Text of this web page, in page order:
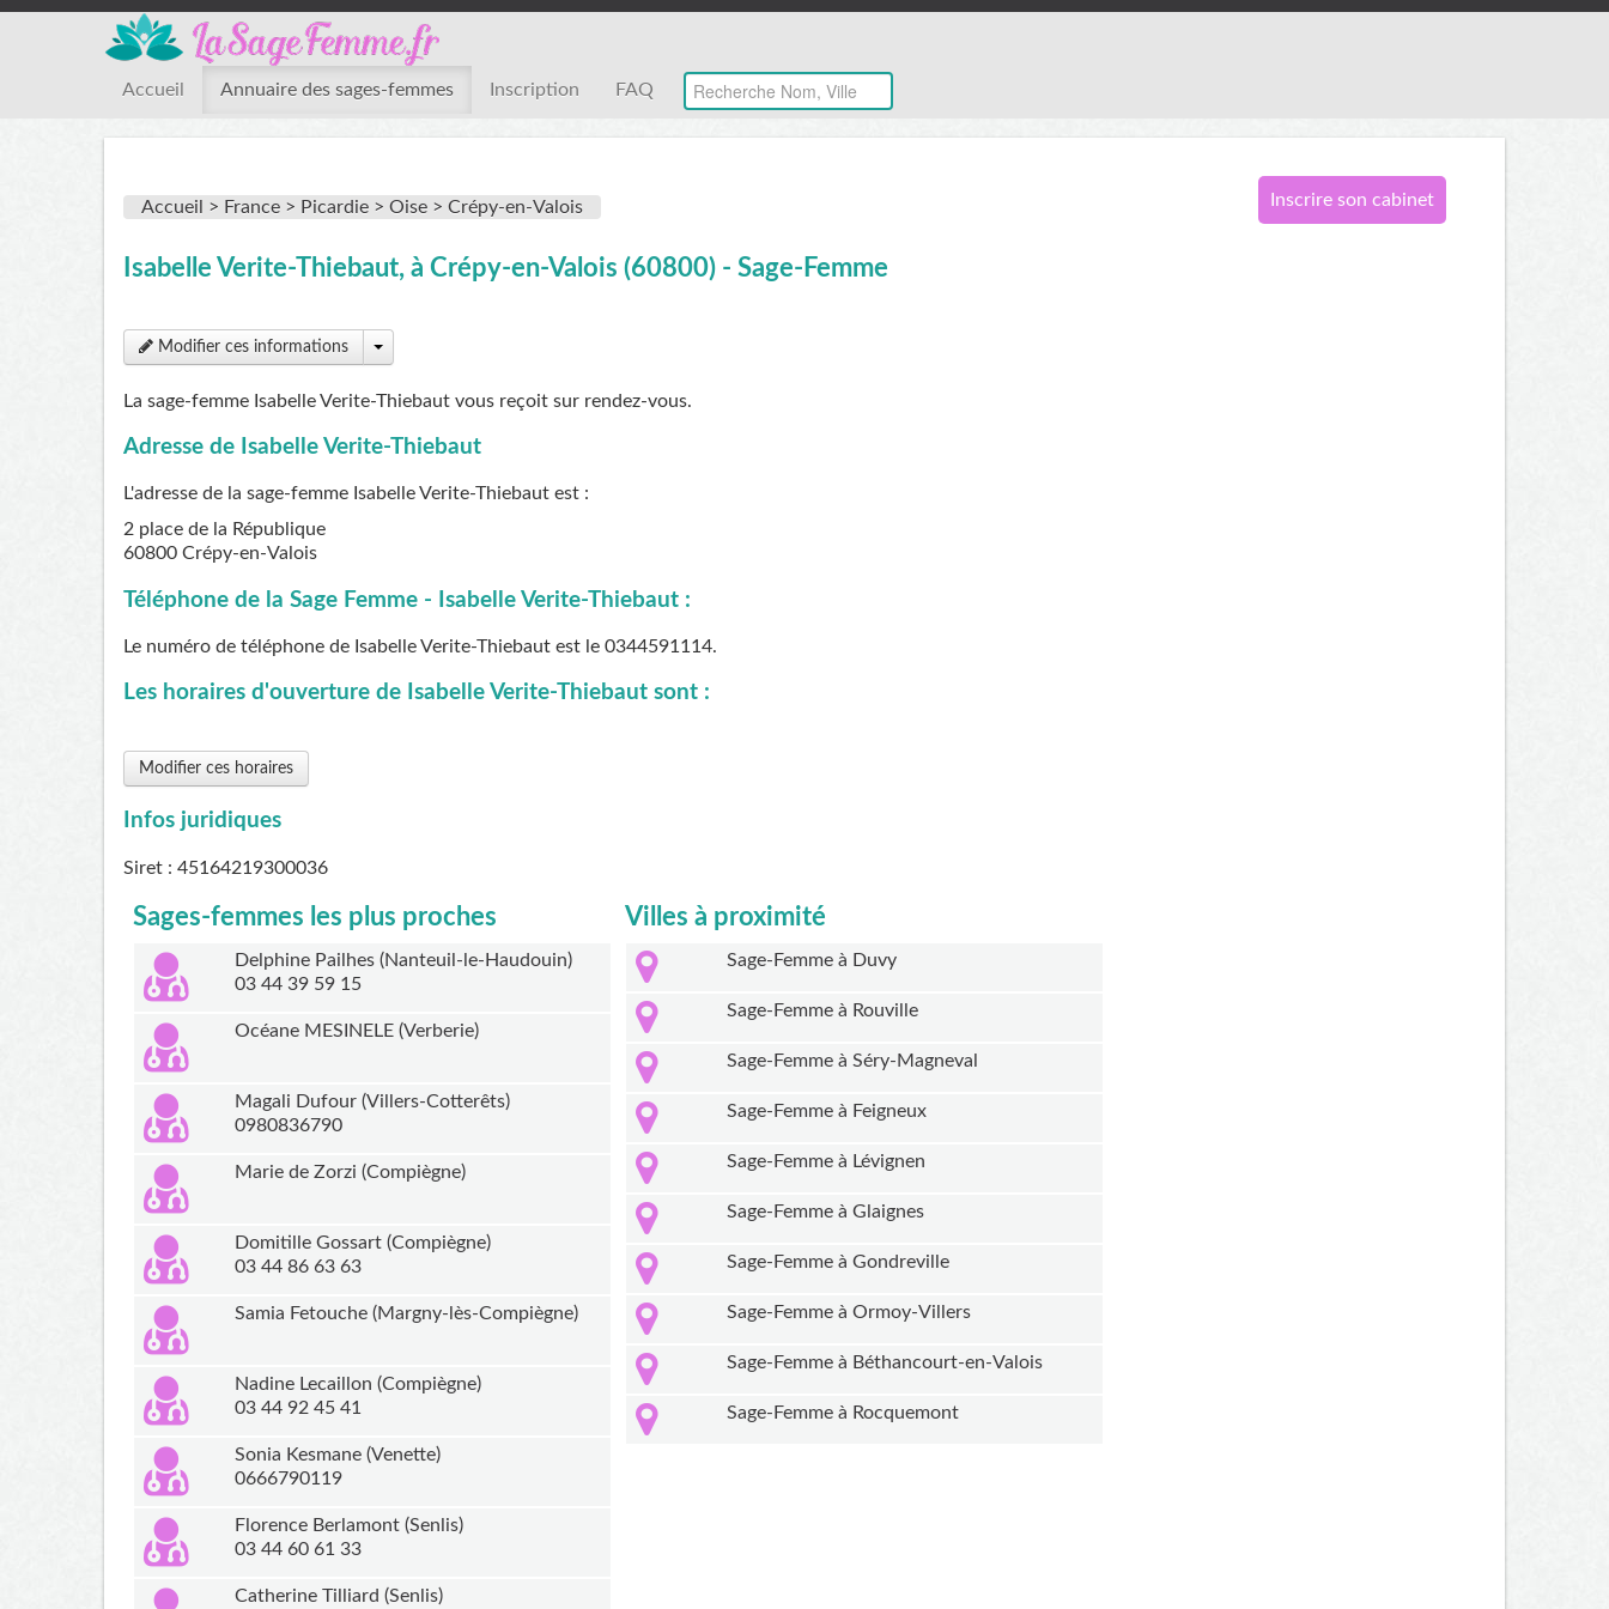
Accueil Annuaire des sages-femmes Inscription FAQ
Accueil > France > Picardie > Oise > Crépy-en-Valois
Isabelle Verite-Thiebaut, à Crépy-en-Valois (60800) - Sage-Femme
Modifier ces informations
La sage-femme Isabelle Verite-Thiebaut vous reçoit sur rendez-vous.
Adresse de Isabelle Verite-Thiebaut
L'adresse de la sage-femme Isabelle Verite-Thiebaut est :
2 place de la République
60800 Crépy-en-Valois
Téléphone de la Sage Femme - Isabelle Verite-Thiebaut :
Le numéro de téléphone de Isabelle Verite-Thiebaut est le 0344591114.
Les horaires d'ouverture de Isabelle Verite-Thiebaut sont :
Modifier ces horaires
Infos juridiques
Siret : 45164219300036
Sages-femmes les plus proches
Delphine Pailhes (Nanteuil-le-Haudouin)
03 44 39 59 15
Océane MESINELE (Verberie)
Magali Dufour (Villers-Cotterêts)
0980836790
Marie de Zorzi (Compiègne)
Domitille Gossart (Compiègne)
03 44 86 63 63
Samia Fetouche (Margny-lès-Compiègne)
Nadine Lecaillon (Compiègne)
03 44 92 45 41
Sonia Kesmane (Venette)
0666790119
Florence Berlamont (Senlis)
03 44 60 61 33
Catherine Tilliard (Senlis)
Villes à proximité
Sage-Femme à Duvy
Sage-Femme à Rouville
Sage-Femme à Séry-Magneval
Sage-Femme à Feigneux
Sage-Femme à Lévignen
Sage-Femme à Glaignes
Sage-Femme à Gondreville
Sage-Femme à Ormoy-Villers
Sage-Femme à Béthancourt-en-Valois
Sage-Femme à Rocquemont
Inscrire son cabinet